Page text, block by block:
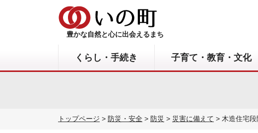
豊かな自然と心に出会えるまち
くらし・手続き 子育て・教育・文化
トップページ > 防災・安全 > 防災 > 災害に備えて > 木造住宅段